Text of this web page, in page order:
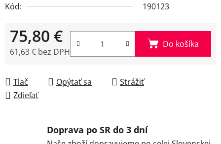
Kód:
190123
75,80 €
61,63 € bez DPH
Do košíka
Tlač Opýtať sa
Strážiť
Zdieľať
Doprava po SR do 3 dní